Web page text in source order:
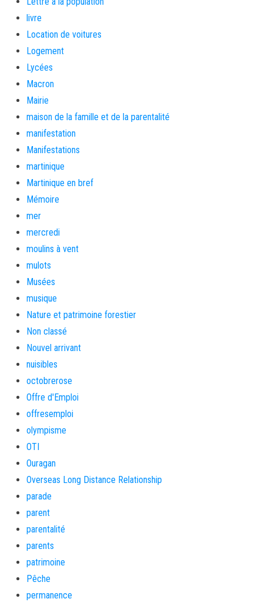
livre
Location de voitures
Logement
Lycées
Macron
Mairie
maison de la famille et de la parentalité
manifestation
Manifestations
martinique
Martinique en bref
Mémoire
mer
mercredi
moulins à vent
mulots
Musées
musique
Nature et patrimoine forestier
Non classé
Nouvel arrivant
nuisibles
octobrerose
Offre d'Emploi
offresemploi
olympisme
OTI
Ouragan
Overseas Long Distance Relationship
parade
parent
parentalité
parents
patrimoine
Pêche
permanence